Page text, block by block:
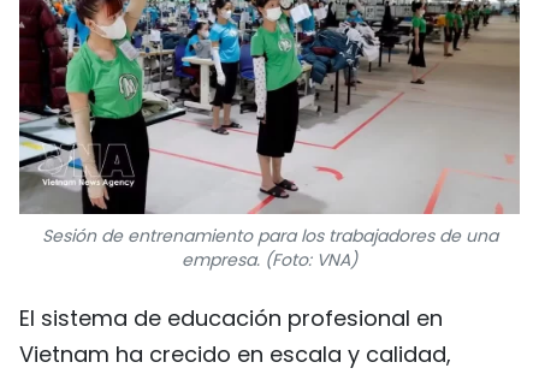
Sesión de entrenamiento para los trabajadores de una
empresa. (Foto: VNA)
El sistema de educación profesional en
Vietnam ha crecido en escala y calidad,